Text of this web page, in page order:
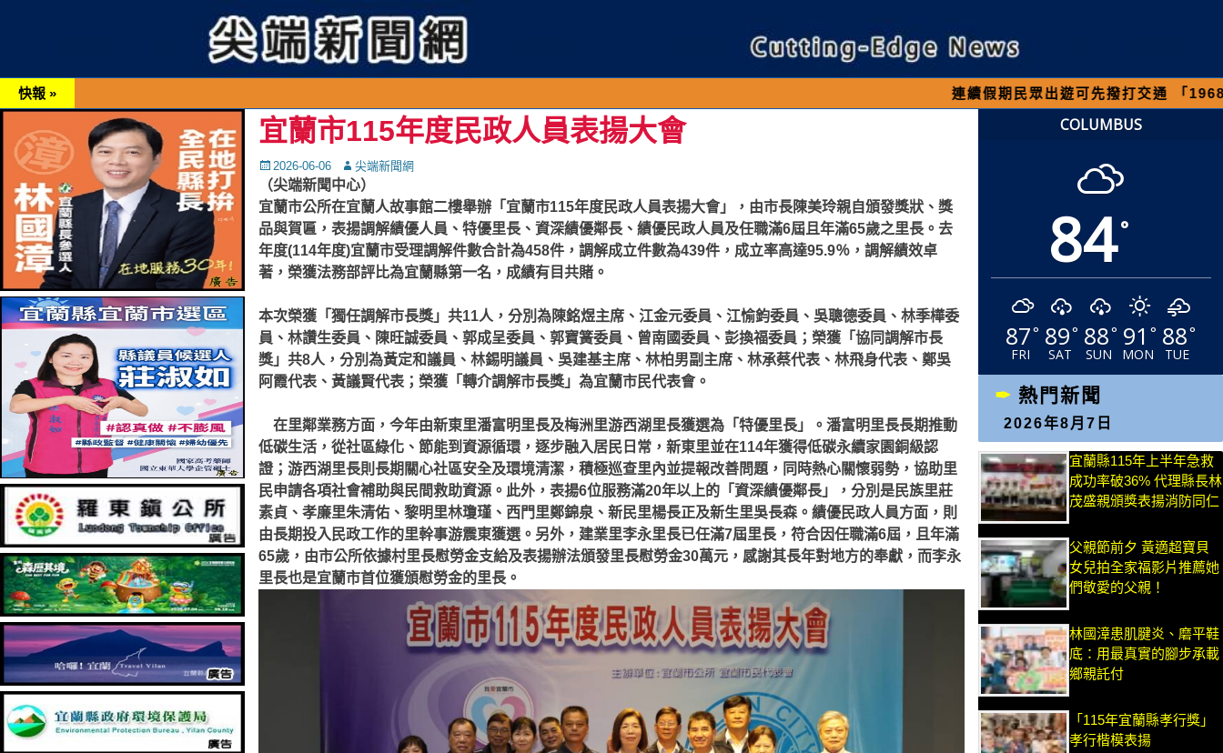
快報 » 連續假期民眾出遊可先撥打交通 「1968」客服專
宜蘭市115年度民政人員表揚大會
Posted
on
2026-06-06 Autor尖端新聞網
（尖端新聞中心）
宜蘭市公所在宜蘭人故事館二樓舉辦「宜蘭市115年度民政人員表揚大會」，由市長陳美玲親自頒發獎狀、獎
品與賀匾，表揚調解績優人員、特優里長、資深績優鄰長、績優民政人員及任職滿6屆且年滿65歲之里長。 去
年度(114年度)宜蘭市受理調解件數合計為458件，調解成立件數為439件，成立率高達95.9％，調解績效卓
著，榮獲法務部評比為宜蘭縣第一名，成績有目共賭。
本次榮獲「獨任調解市長獎」共11人，分別為陳銘煜主席、江金元委員、江愉鈞委員、吳聰德委員、林季樺委
員、林讚生委員、陳旺誠委員、郭成呈委員、郭寶簧委員、曾南國委員、彭換福委員；榮獲「協同調解市長
獎」共8人，分別為黃定和議員、林錫明議員、吳建基主席、林柏男副主席、林承蔡代表、林飛身代表、鄭吳
阿霞代表、黃議賢代表；榮獲「轉介調解市長獎」為宜蘭市民代表會。
在里鄰業務方面，今年由新東里潘富明里長及梅洲里游西湖里長獲選為「特優里長」。潘富明里長長期推動
低碳生活，從社區綠化、節能到資源循環，逐步融入居民日常，新東里並在114年獲得低碳永續家園銅級認
證；游西湖里長則長期關心社區安全及環境清潔，積極巡查里內並提報改善問題，同時熱心關懷弱勢，協助里
民申請各項社會補助與民間救助資源。此外，表揚6位服務滿20年以上的「資深績優鄰長」，分別是民族里莊
素貞、孝廉里朱清佑、黎明里林瓊瑾、西門里鄭錦泉、新民里楊長正及新生里吳長森。績優民政人員方面，則
由長期投入民政工作的里幹事游震東獲選。另外，建業里李永里長已任滿7屆里長，符合因任職滿6屆，且年滿
65歲，由市公所依據村里長慰勞金支給及表揚辦法頒發里長慰勞金30萬元，感謝其長年對地方的奉獻，而李永
里長也是宜蘭市首位獲頒慰勞金的里長。
COLUMBUS
84°
87°
FRI
89°
SAT
88°
SUN
91 °
MON
88°
TUE
熱門新聞
2026年8月7日
宜蘭縣115年上半年急救
成功率破36% 代理縣長林
茂盛親頒獎表揚消防同仁
父親節前夕 黃適超寶貝
女兒拍全家福影片推薦她
們敬愛的父親！
林國漳患肌腱炎、磨平鞋
底：用最真實的腳步承載
鄉親託付
「115年宜蘭縣孝行獎」
孝行楷模表揚